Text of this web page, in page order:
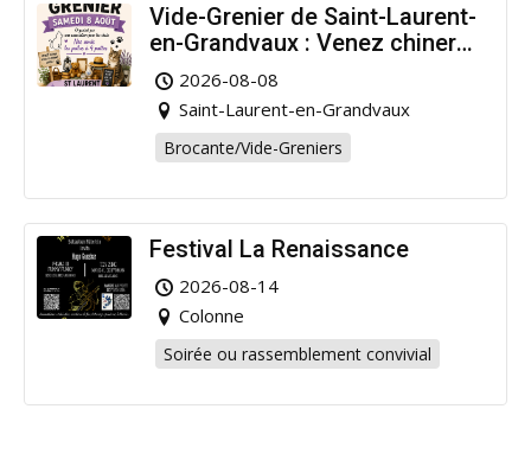
Vide-Grenier de Saint-Laurent-
en-Grandvaux : Venez chiner
pour la bonne cause !
2026-08-08
Saint-Laurent-en-Grandvaux
Brocante/Vide-Greniers
Festival La Renaissance
2026-08-14
Colonne
Soirée ou rassemblement convivial